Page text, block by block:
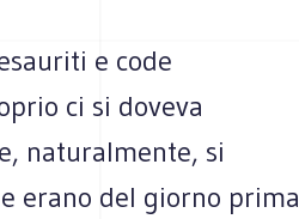
e code
ci si doveva
naturalmente, si
erano del giorno prima